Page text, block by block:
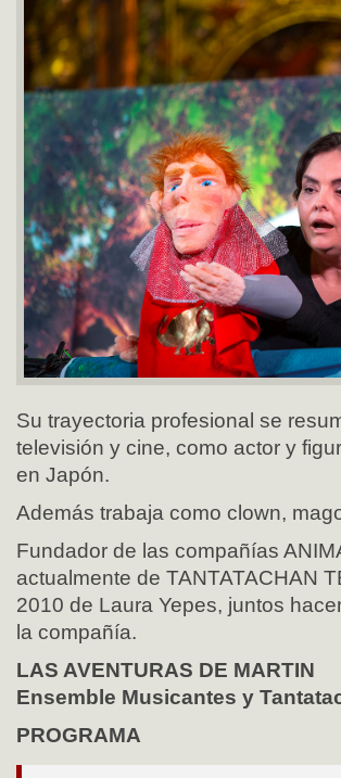
Su trayectoria profesional se
televisión y cine, como actor y
en Japón.
Además trabaja como clown,
Fundador de las compañías
actualmente de TANTATACHAN
2010 de Laura Yepes, juntos
la compañía.
LAS AVENTURAS DE MARTIN
Ensemble Musicantes y
PROGRAMA